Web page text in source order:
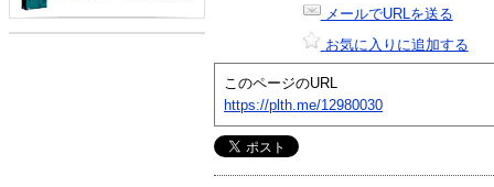
メールでURLを送る
お気に入りに追加する
このページのURL
https://plth.me/12980030